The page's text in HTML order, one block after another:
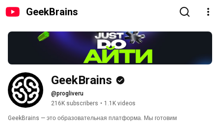
GeekBrains
GeekBrains
@progliveru
216K subscribers • 1.1K videos
GeekBrains — это образовательная платформа. Мы готовим